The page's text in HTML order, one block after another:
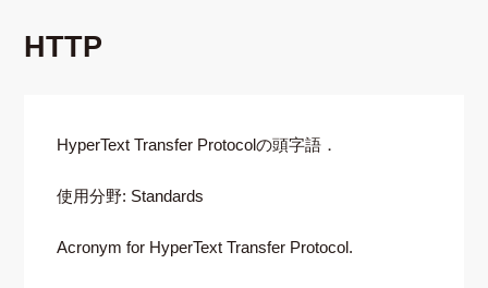
HTTP
HyperText Transfer Protocolの頭字語．
使用分野: Standards
Acronym for HyperText Transfer Protocol.